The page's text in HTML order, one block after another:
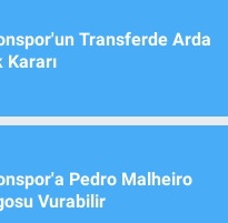
Transferde Arda
Kararı
Pedro Malheiro
Vurabilir